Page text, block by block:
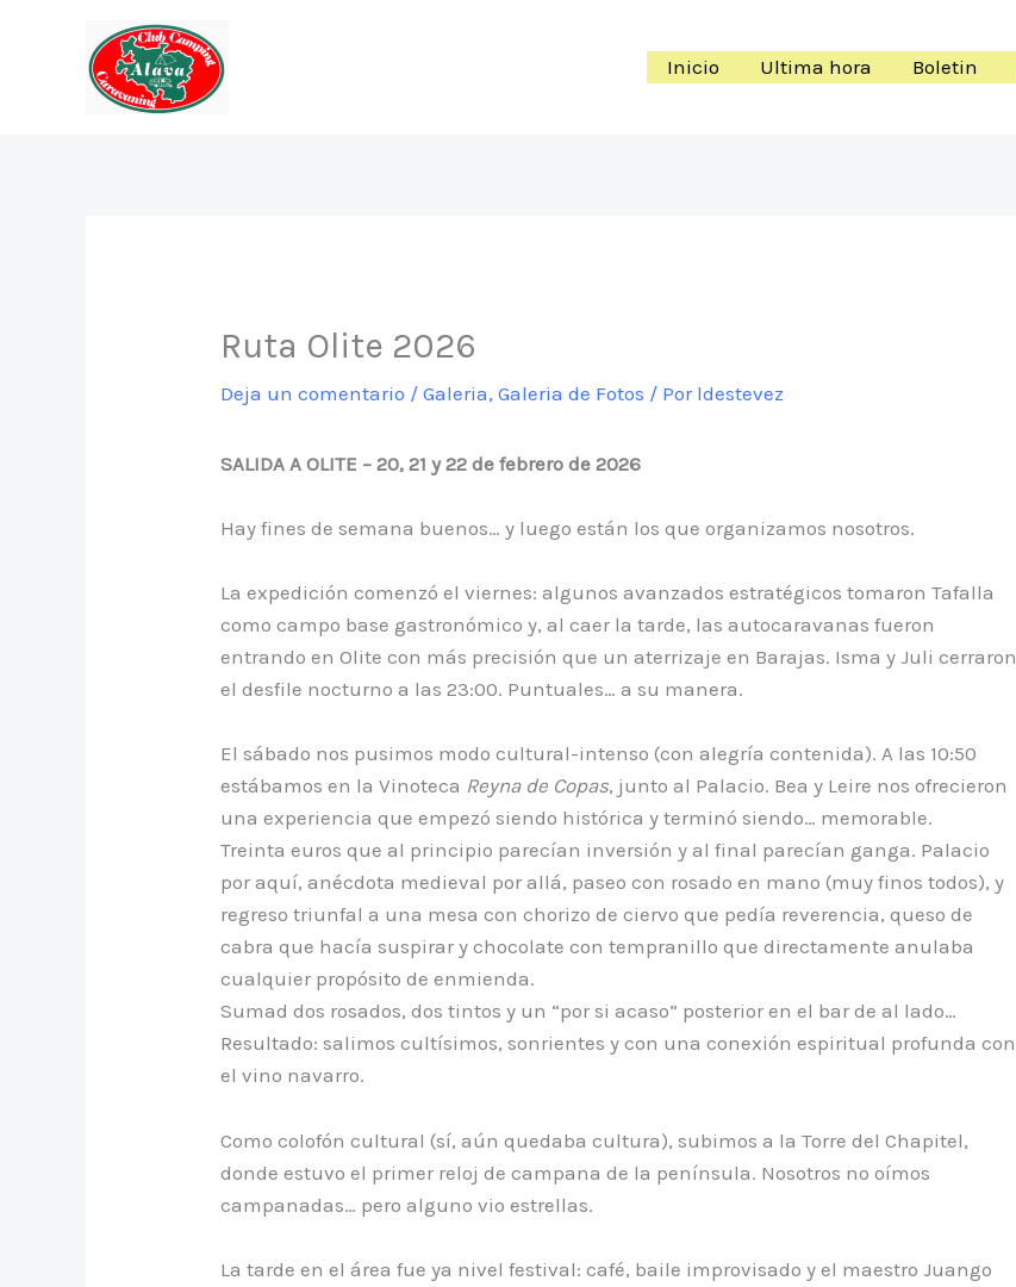
contenido
Inicio Ultima hora Boletin
Ruta Olite 2026
Deja un comentario /Galeria,Galeria de Fotos / Por ldestevez
SALIDA A OLITE – 20, 21 y 22 de febrero de 2026
Hay fines de semana buenos… y luego están los que organizamos nosotros.
La expedición comenzó el viernes: algunos avanzados estratégicos tomaron Tafalla
como campo base gastronómico y, al caer la tarde, las autocaravanas fueron
entrando en Olite con más precisión que un aterrizaje en Barajas. Isma y Juli cerraron
el desfile nocturno a las 23:00. Puntuales… a su manera.
El sábado nos pusimos modo cultural-intenso (con alegría contenida). A las 10:50
estábamos en la Vinoteca Reyna de Copas, junto al Palacio. Bea y Leire nos ofrecieron
una experiencia que empezó siendo histórica y terminó siendo… memorable.
Treinta euros que al principio parecían inversión y al final parecían ganga. Palacio
por aquí, anécdota medieval por allá, paseo con rosado en mano (muy finos todos), y
regreso triunfal a una mesa con chorizo de ciervo que pedía reverencia, queso de
cabra que hacía suspirar y chocolate con tempranillo que directamente anulaba
cualquier propósito de enmienda.
Sumad dos rosados, dos tintos y un “por si acaso” posterior en el bar de al lado…
Resultado: salimos cultísimos, sonrientes y con una conexión espiritual profunda con
el vino navarro.
Como colofón cultural (sí, aún quedaba cultura), subimos a la Torre del Chapitel,
donde estuvo el primer reloj de campana de la península. Nosotros no oímos
campanadas… pero alguno vio estrellas.
La tarde en el área fue ya nivel festival: café, baile improvisado y el maestro Juango